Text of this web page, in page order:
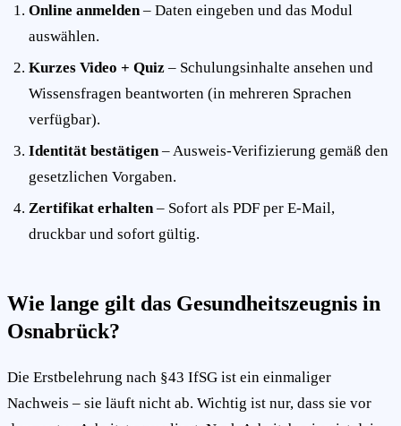
Online anmelden– Daten eingeben und das Modul
auswählen.
Kurzes Video + Quiz – Schulungsinhalte ansehen und
Wissensfragen beantworten (in mehreren Sprachen
verfügbar).
Identität bestätigen– Ausweis-Verifizierung gemäß den
gesetzlichen Vorgaben.
Zertifikat erhalten – Sofort als PDF per E-Mail,
druckbar und sofort gültig.
Wie lange gilt das Gesundheitszeugnis in
Osnabrück?
Die Erstbelehrung nach §43 IfSG ist ein einmaliger
Nachweis – sie läuft nicht ab. Wichtig ist nur, dass sie vor